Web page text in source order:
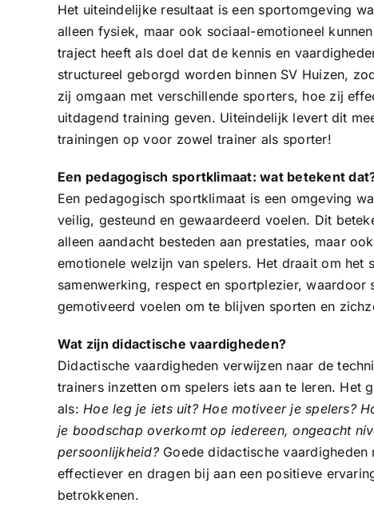
Het uiteindelijke resultaat is een sportomgeving
alleen fysiek, maar ook sociaal-emotioneel
traject heeft als doel dat de kennis en
structureel geborgd worden binnen SV Huizen,
zij omgaan met verschillende sporters, hoe zij
uitdagend training geven. Uiteindelijk levert dit
trainingen op voor zowel trainer als sporter!
Een pedagogisch sportklimaat: wat betekent
Een pedagogisch sportklimaat is een omgeving
veilig, gesteund en gewaardeerd voelen. Dit
alleen aandacht besteden aan prestaties, maar
emotionele welzijn van spelers. Het draait om het
samenwerking, respect en sportplezier, waardoor
gemotiveerd voelen om te blijven sporten en
Wat zijn didactische vaardigheden?
Didactische vaardigheden verwijzen naar de
trainers inzetten om spelers iets aan te leren. Het
als: Hoe leg je iets uit? Hoe motiveer je spelers?
je boodschap overkomt op iedereen, ongeacht
persoonlijkheid?Goede didactische vaardigheden
effectiever en dragen bij aan een positieve
betrokkenen.